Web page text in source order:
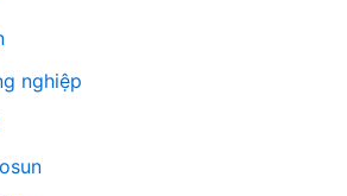
nghiệp